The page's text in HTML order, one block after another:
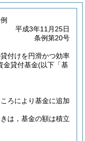
平成3年11月25日
条例第20号
付けを円滑かつ効率
金貸付基金(以下「基
ろにより基金に追加
は，基金の額は積立